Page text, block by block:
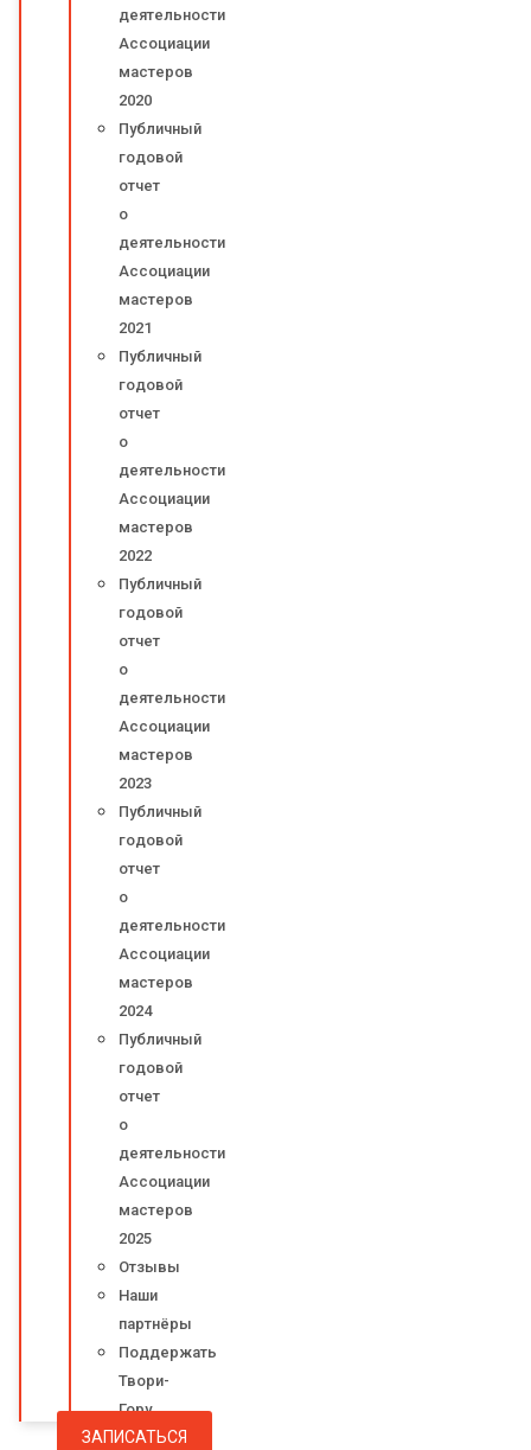
деятельности
Ассоциации
мастеров
2020
Публичный
годовой
отчет
о
деятельности
Ассоциации
мастеров
2021
Публичный
годовой
отчет
о
деятельности
Ассоциации
мастеров
2022
Публичный
годовой
отчет
о
деятельности
Ассоциации
мастеров
2023
Публичный
годовой
отчет
о
деятельности
Ассоциации
мастеров
2024
Публичный
годовой
отчет
о
деятельности
Ассоциации
мастеров
2025
Отзывы
Наши
партнёры
Поддержать
Твори-
Гору
ЗАПИСАТЬСЯ